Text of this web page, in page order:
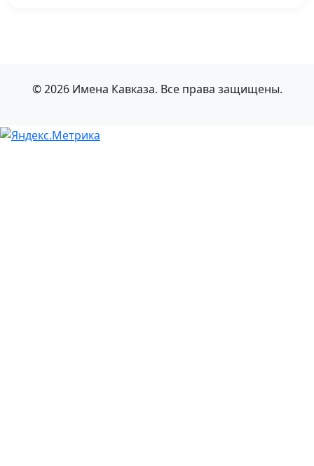
© 2026 Имена Кавказа. Все права защищены.